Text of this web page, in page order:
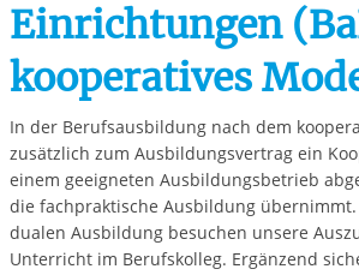
Einrichtungen
kooperatives
In der Berufsausbildung nach dem
zusätzlich zum Ausbildungsvertrag ein
einem geeigneten Ausbildungsbetrieb
die fachpraktische Ausbildung
dualen Ausbildung besuchen unsere
Unterricht im Berufskolleg. Ergänzend